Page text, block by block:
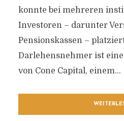
konnte bei mehreren
Investoren – darunter
Pensionskassen –
Darlehensnehmer ist
von Cone Capital, einem...